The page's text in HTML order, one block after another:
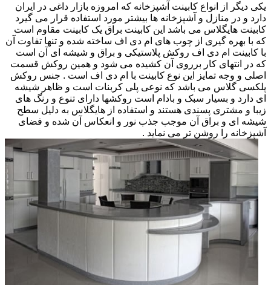
یکی دیگر از انواع کابینت آشپزخانه که امروزه بازار داغی در ایران
دارد و در منازل و آشپزخانه ها بیشتر مورد استفاده قرار می گیرد
کابینت هایگلاس می باشد این کابینت براق یک کابینت مقاوم است
که با بهره گیری از چوب های ام دی اف ساخته شده و تنها تفاوت آن
با کابینت ام دی اف روکش پلاستیکی و براق و شیشه ای آن است
که در انتهای کار برروی آن کشیده می شود و همین روکش قسمت
اصلی و وجه تمایز این نوع کابینت با ام دی اف است . جنس روکش
پلکسی گلاس می باشد که نوعی پلی کربنات است و ظاهر شیشه
ای دارد و بسیار سبک و بادام است روکشها دارای تنوع و رنگ های
زیبا و مشتری پسندی هستند و استفاده از هایگلاس به دلیل سطح
شیشه ای و براق آن موجب جذب نور و انعکاس آن شده و فضای
آشپزخانه را روشن تر می نماید .